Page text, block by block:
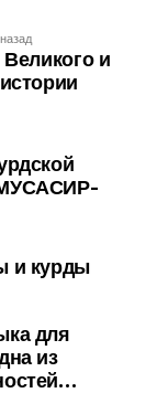
и
и курды
для
из